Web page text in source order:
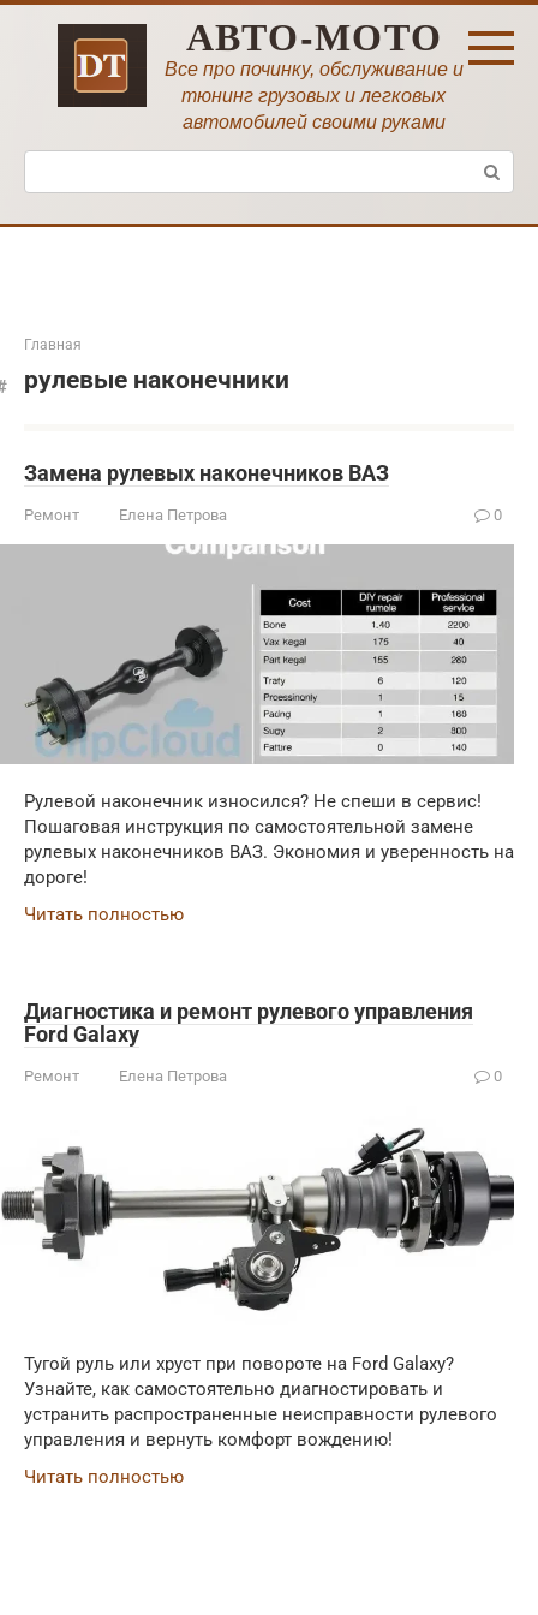
Перейти
АВТО-МОТО
Все про починку, обслуживание и
тюнинг грузовых и легковых
автомобилей своими руками
Поиск:
Главная
рулевые наконечники
Замена рулевых наконечников ВАЗ
Ремонт Елена Петрова 0
Рулевой наконечник износился? Не спеши в сервис!
Пошаговая инструкция по самостоятельной замене
рулевых наконечников ВАЗ. Экономия и уверенность на
дороге!
Читать полностью
Диагностика и ремонт рулевого управления
Ford Galaxy
Ремонт Елена Петрова 0
Тугой руль или хруст при повороте на Ford Galaxy?
Узнайте, как самостоятельно диагностировать и
устранить распространенные неисправности рулевого
управления и вернуть комфорт вождению!
Читать полностью